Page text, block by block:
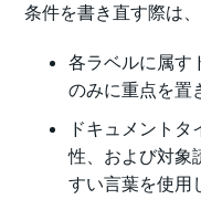
条件を書き直す際は
各ラベルに属す
のみに重点を置
ドキュメント
性、および対象
すい言葉を使用